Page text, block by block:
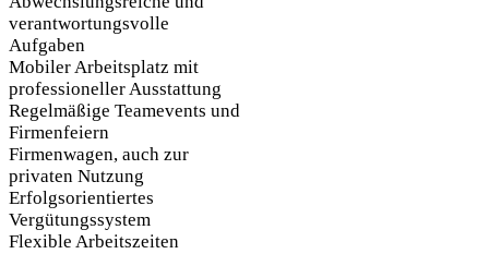
verantwortungsvolle
Aufgaben
Mobiler Arbeitsplatz mit
professioneller Ausstattung
Regelmäßige Teamevents und
Firmenfeiern
Firmenwagen, auch zur
privaten Nutzung
Erfolgsorientiertes
Vergütungssystem
Flexible Arbeitszeiten